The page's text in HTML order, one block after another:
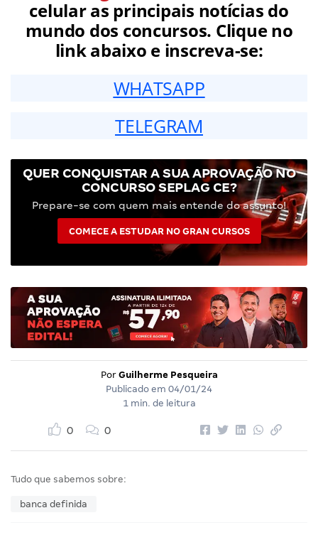
celular as principais notícias do
mundo dos concursos. Clique no
link abaixo e inscreva-se:
WHATSAPP
TELEGRAM
QUER CONQUISTAR A SUA APROVAÇÃO NO
CONCURSO SEPLAG CE?
Prepare-se com quem mais entende do assunto!
COMECE A ESTUDAR NO GRAN CURSOS
Por Guilherme Pesqueira
Publicado em 04/01/24
1 min. de leitura
0 0
Tudo que sabemos sobre:
banca definida